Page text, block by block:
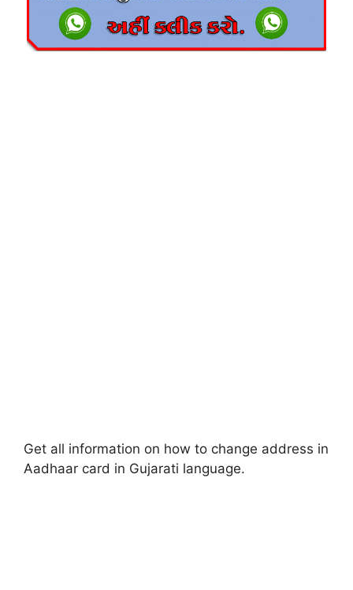
Get all information on how to change address in
Aadhaar card in Gujarati language.